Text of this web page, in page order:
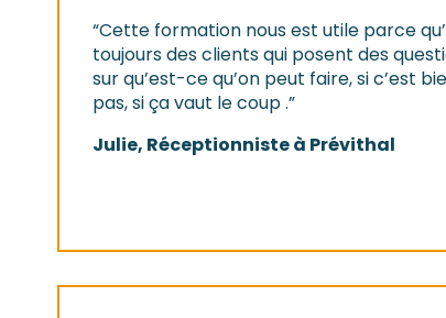
“Cette formation nous est utile parce
toujours des clients qui posent des
sur qu’est-ce qu’on peut faire, si c’est
pas, si ça vaut le coup .”
Julie, Réceptionniste à Prévithal